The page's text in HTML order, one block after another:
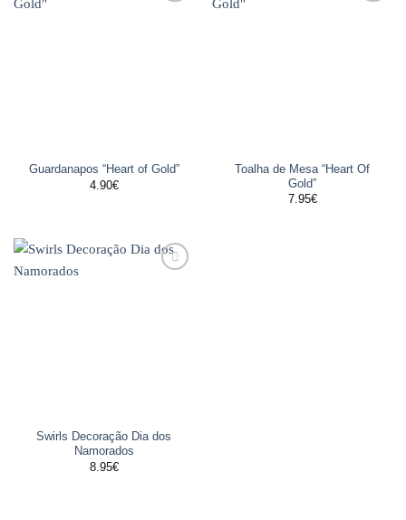
Guardanapos “Heart of Gold”
4.90€
Toalha de Mesa “Heart Of
Gold”
7.95€
Swirls Decoração Dia dos
Namorados
8.95€